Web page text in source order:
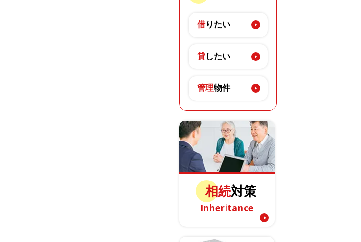
借りたい
貸したい
管理物件
相続対策
Inheritance